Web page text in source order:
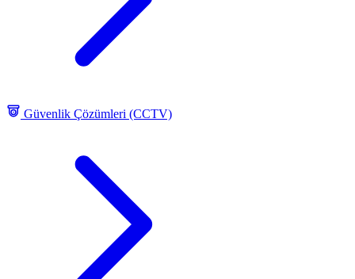
Güvenlik Çözümleri (CCTV)